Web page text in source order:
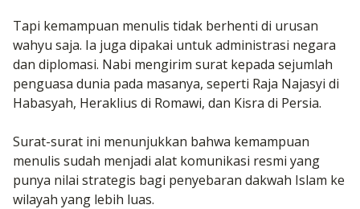
Tapi kemampuan menulis tidak berhenti di urusan
wahyu saja. Ia juga dipakai untuk administrasi negara
dan diplomasi. Nabi mengirim surat kepada sejumlah
penguasa dunia pada masanya, seperti Raja Najasyi di
Habasyah, Heraklius di Romawi, dan Kisra di Persia.
Surat-surat ini menunjukkan bahwa kemampuan
menulis sudah menjadi alat komunikasi resmi yang
punya nilai strategis bagi penyebaran dakwah Islam ke
wilayah yang lebih luas.